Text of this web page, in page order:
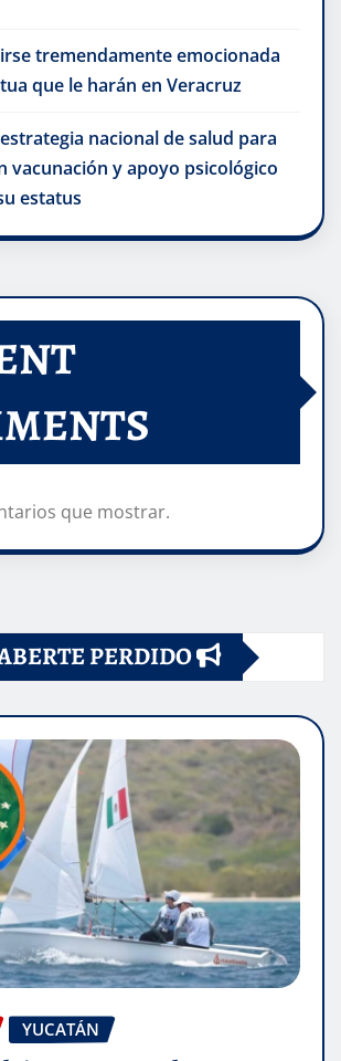
tremendamente emocionada
que le harán en Veracruz
nacional de salud para
vacunación y apoyo psicológico
estatus
que mostrar.
PERDIDO
YUCATÁN